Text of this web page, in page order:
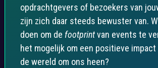
opdrachtgevers of bezoekers van
zijn zich daar steeds bewuster van.
doen om de footprintvan events te
het mogelijk om een positieve
de wereld om ons heen?